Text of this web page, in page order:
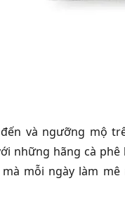
và ngưỡng mộ
những hãng cà
mà mỗi ngày làm